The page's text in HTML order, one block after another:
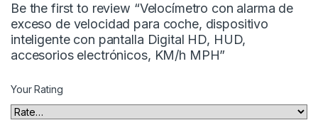
Be the first to review “Velocímetro con alarma de
exceso de velocidad para coche, dispositivo
inteligente con pantalla Digital HD, HUD,
accesorios electrónicos, KM/h MPH”
Your Rating